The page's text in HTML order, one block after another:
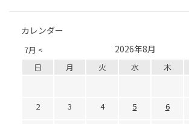
カレンダー
7月 < 2026年8月
日 月 火 水 木
2
3 4 5 6